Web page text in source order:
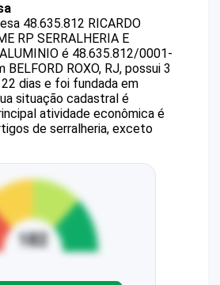
48.635.812 RICARDO
RP SERRALHERIA E
é 48.635.812/0001-
BELFORD ROXO, RJ, possui 3
dias e foi fundada em
situação cadastral é
atividade econômica é
de serralheria, exceto